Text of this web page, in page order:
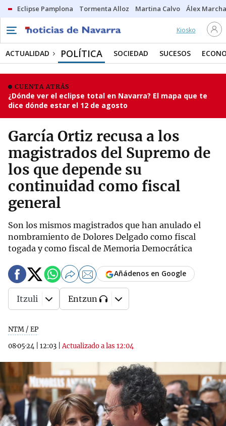
Eclipse Pamplona Tormenta Alloz Martina Calvo Álex
Kiosko
ACTUALIDAD POLÍTICA SOCIEDAD SUCESOS
CUENTA ATRÁS
¿Dónde ver el eclipse total en Navarra? El mapa que te
dice dónde estar el 12 de agosto
García Ortiz recusa a los
magistrados del Supremo de
los que depende su
continuidad como fiscal
general
Son los mismos magistrados que han anulado el
nombramiento de Dolores Delgado como fiscal
togada y como fiscal de Memoria Democrática
NTM / EP
08·05·24
12:03 |Actualizado a las 12:04
Añádenos en Google
Itzuli Entzun